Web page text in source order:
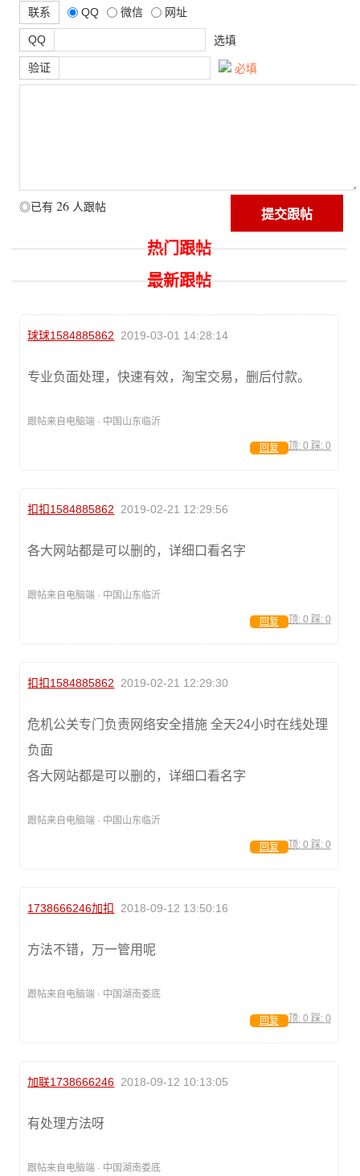
联系 QQ 微信 网址
QQ 选填
验证 必填
◎已有 26 人跟帖
热门跟帖
最新跟帖
球球1584885862 2019-03-01 14:28:14
专业负面处理，快速有效，淘宝交易，删后付款。
跟帖来自电脑端 · 中国山东临沂
顶: 0 踩: 0
回复
扣扣1584885862 2019-02-21 12:29:56
各大网站都是可以删的，详细口看名字
跟帖来自电脑端 · 中国山东临沂
顶: 0 踩: 0
回复
扣扣1584885862 2019-02-21 12:29:30
危机公关专门负责网络安全措施 全天24小时在线处理
负面
各大网站都是可以删的，详细口看名字
跟帖来自电脑端 · 中国山东临沂
顶: 0 踩: 0
回复
1738666246加扣 2018-09-12 13:50:16
方法不错，万一管用呢
跟帖来自电脑端 · 中国湖南娄底
顶: 0 踩: 0
回复
加联1738666246 2018-09-12 10:13:05
有处理方法呀
跟帖来自电脑端 · 中国湖南娄底